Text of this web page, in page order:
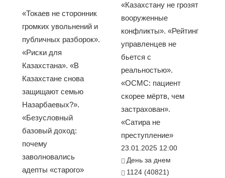
«Токаев не сторонник
громких увольнений и
публичных разборок».
«Риски для
Казахстана». «В
Казахстане снова
защищают семью
Назарбаевых?».
«Безусловный
базовый доход:
почему
заволновались
адепты «старого»
«Казахстану не грозят
вооруженные
конфликты». «Рейтинг
управленцев не
бьется с
реальностью».
«ОСМС: пациент
скорее мёртв, чем
застрахован».
«Сатира не
преступление»
23.01.2025 12:00
День за днем
1124 (40821)